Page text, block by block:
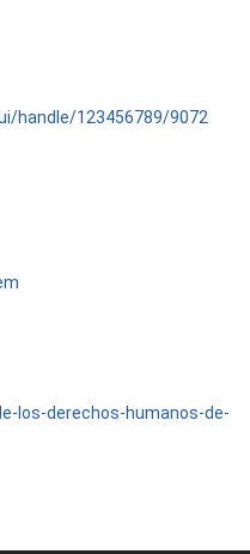
handle/123456789/9072
los-derechos-humanos-de-